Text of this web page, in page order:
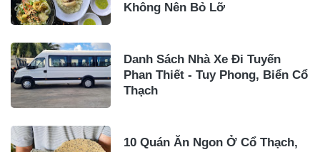
Không Nên Bỏ Lỡ
Danh Sách Nhà Xe Đi Tuyến
Phan Thiết - Tuy Phong, Biển Cổ
Thạch
10 Quán Ăn Ngon Ở Cổ Thạch,